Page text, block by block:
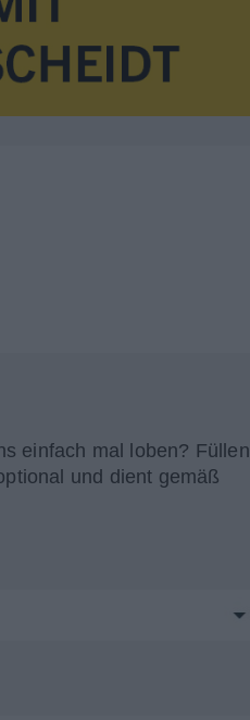
einfach mal loben? Füllen
und dient gemäß